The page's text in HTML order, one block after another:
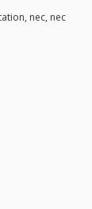
nec, nec